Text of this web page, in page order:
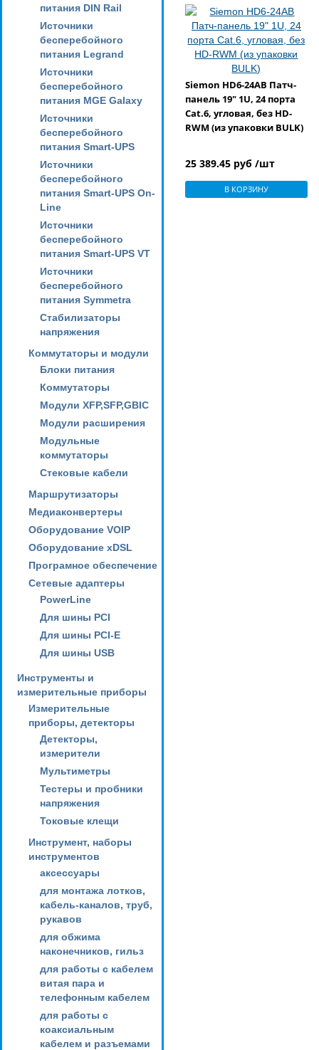
питания DIN Rail
Источники
бесперебойного
питания Legrand
Источники
бесперебойного
питания MGE Galaxy
Источники
бесперебойного
питания Smart-UPS
Источники
бесперебойного
питания Smart-UPS On-
Line
Источники
бесперебойного
питания Smart-UPS VT
Источники
бесперебойного
питания Symmetra
Стабилизаторы
напряжения
Коммутаторы и модули
Блоки питания
Коммутаторы
Модули XFP,SFP,GBIC
Модули расширения
Модульные
коммутаторы
Стековые кабели
Маршрутизаторы
Медиаконвертеры
Оборудование VOIP
Оборудование xDSL
Програмное обеспечение
Сетевые адаптеры
PowerLine
Для шины PCI
Для шины PCI-E
Для шины USB
Инструменты и
измерительные приборы
Измерительные
приборы, детекторы
Детекторы,
измерители
Мультиметры
Тестеры и пробники
напряжения
Токовые клещи
Инструмент, наборы
инструментов
аксессуары
для монтажа лотков,
кабель-каналов, труб,
рукавов
для обжима
наконечников, гильз
для работы с кабелем
витая пара и
телефонным кабелем
для работы с
коаксиальным
кабелем и разъемами
Siemon HD6-24AB Патч-
панель 19" 1U, 24 порта
Cat.6, угловая, без HD-
RWM (из упаковки BULK)
25 389.45 руб /шт
В КОРЗИНУ